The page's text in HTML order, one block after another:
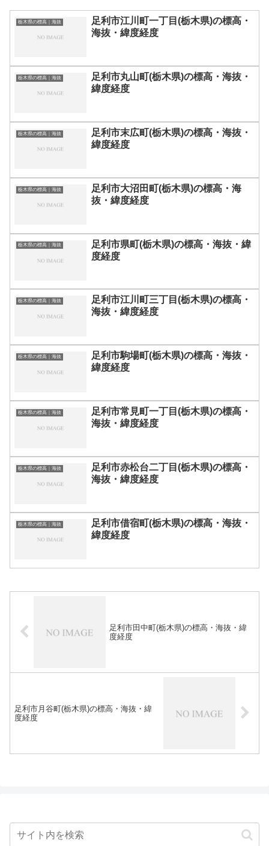
栃木県の標高｜海抜
足利市江川町一丁目(栃木県)の標高・
海抜・緯度経度
栃木県の標高｜海抜
足利市丸山町(栃木県)の標高・海抜・
緯度経度
栃木県の標高｜海抜
足利市末広町(栃木県)の標高・海抜・
緯度経度
栃木県の標高｜海抜
足利市大沼田町(栃木県)の標高・海
抜・緯度経度
栃木県の標高｜海抜
足利市県町(栃木県)の標高・海抜・緯
度経度
栃木県の標高｜海抜
足利市江川町三丁目(栃木県)の標高・
海抜・緯度経度
栃木県の標高｜海抜
足利市駒場町(栃木県)の標高・海抜・
緯度経度
栃木県の標高｜海抜
足利市常見町一丁目(栃木県)の標高・
海抜・緯度経度
栃木県の標高｜海抜
足利市赤松台二丁目(栃木県)の標高・
海抜・緯度経度
栃木県の標高｜海抜
足利市借宿町(栃木県)の標高・海抜・
緯度経度
足利市田中町(栃木県)の標高・海抜・緯
度経度
足利市月谷町(栃木県)の標高・海抜・緯
度経度